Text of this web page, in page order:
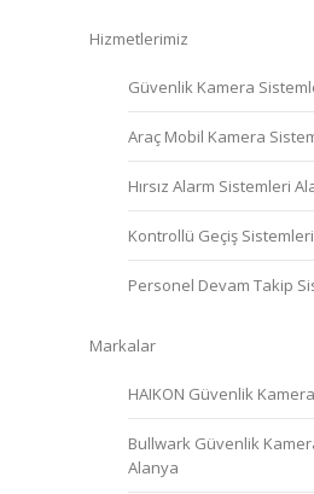
Hizmetlerimiz
Güvenlik Kamera
Araç Mobil Kamera
Hırsız Alarm Sistemleri
Kontrollü Geçiş Sistemleri
Personel Devam Takip
Markalar
HAIKON Güvenlik
Bullwark Güvenlik
Alanya